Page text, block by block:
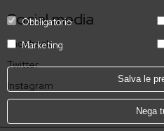
Obbligatorio
Marketing
Salva le
Nega
Social media
Facebook
Twitter
Instagram